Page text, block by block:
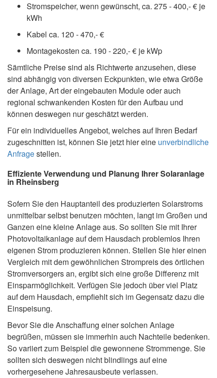
Stromspeicher, wenn gewünscht, ca. 275 - 400,- € je
kWh
Kabel ca. 120 - 470,- €
Montagekosten ca. 190 - 220,- € je kWp
Sämtliche Preise sind als Richtwerte anzusehen, diese
sind abhängig von diversen Eckpunkten, wie etwa Größe
der Anlage, Art der eingebauten Module oder auch
regional schwankenden Kosten für den Aufbau und
können deswegen nur geschätzt werden.
Für ein individuelles Angebot, welches auf Ihren Bedarf
zugeschnitten ist, können Sie jetzt hier eine unverbindliche
Anfragestellen.
Effiziente Verwendung und Planung Ihrer Solaranlage
in Rheinsberg
Sofern Sie den Hauptanteil des produzierten Solarstroms
unmittelbar selbst benutzen möchten, langt im Großen und
Ganzen eine kleine Anlage aus. So sollten Sie mit Ihrer
Photovoltaikanlage auf dem Hausdach problemlos Ihren
eigenen Strom produzieren können. Stellen Sie hier einen
Vergleich mit dem gewöhnlichen Strompreis des örtlichen
Stromversorgers an, ergibt sich eine große Differenz mit
Einsparmöglichkeit. Verfügen Sie jedoch über viel Platz
auf dem Hausdach, empfiehlt sich im Gegensatz dazu die
Einspeisung.
Bevor Sie die Anschaffung einer solchen Anlage
begrüßen, müssen sie immerhin auch Nachteile bedenken.
So variiert zum Beispiel die gewonnene Strommenge. Sie
sollten sich deswegen nicht blindlings auf eine
vorhergesehene Jahresausbeute verlassen.